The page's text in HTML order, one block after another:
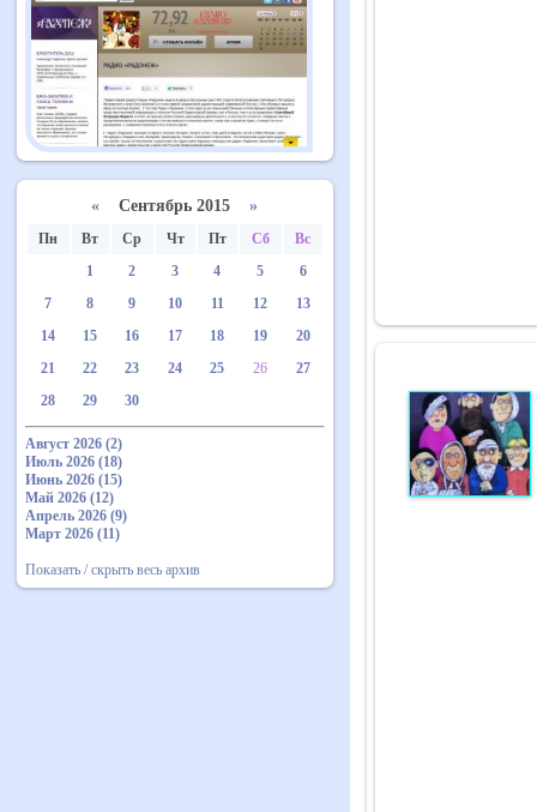
« Сентябрь 2015»
Пн Вт Ср Чт Пт Сб
Вс
1
2 3 4 5
6
7
8 9 10 11 12
13
14
15 16 17 18 19
20
21
22 23 24 25 26
27
28
29 30
Август 2026 (2)
Июль 2026 (18)
Июнь 2026 (15)
Май 2026 (12)
Апрель 2026 (9)
Март 2026 (11)
Показать / скрыть весь архив